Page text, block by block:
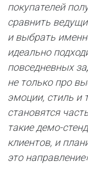
покупателей
сравнить
и выбрать
идеально
повседневных
не только про
эмоции, стиль и
становятся
такие демо-
клиентов, и
это